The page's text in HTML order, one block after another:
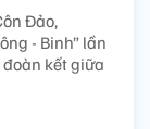
Đảo,
- Binh” lần
kết giữa